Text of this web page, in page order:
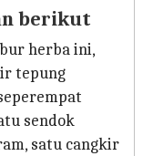
berikut
herba ini,
tepung
sendok
satu cangkir